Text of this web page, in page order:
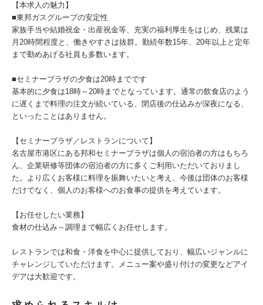
【本求人の魅力】
■東邦ガスグループの安定性
家族手当や結婚祝金・出産祝金等、充実の福利厚生をはじめ、残業は
月20時間程度と、働きやすさは抜群。勤続年数15年、20年以上と定年
まで勤めあげる社員も多数います。
■セミナープラザの夕食は20時までです
基本的に夕食は18時～20時までとなっています。通常の飲食店のよう
に遅くまで料理の注文が続いている、閉店後の仕込みが深夜になる、
といったことはありません。
【セミナープラザ／レストランについて】
名古屋市港区にある邦和セミナープラザは個人の宿泊者の方はもちろ
ん、企業研修等団体の宿泊者の方に多くご利用いただいておりまし
た。より広くお客様に料理を振舞いたいと考え、今後は団体のお客様
だけでなく、個人のお客様へのお食事の提供を考えています。
【お任せしたい業務】
食材の仕込み～調理まで幅広くお任せします。
レストランでは和食・洋食を中心に提供しており、幅広いジャンルに
チャレンジしていただけます。メニュー案や盛り付けの変更などアイ
デアは大歓迎です。